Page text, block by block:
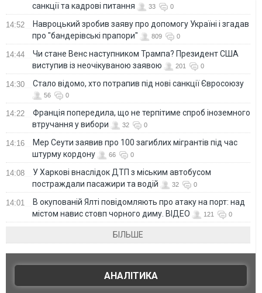
санкції та кадрові питання 33 0
14:52
Навроцький зробив заяву про допомогу Україні і згадав
про "бандерівські прапори"
809 0
14:44
Чи стане Венс наступником Трампа? Президент США
виступив із неочікуваною заявою
201 0
14:30 Стало відомо, хто потрапив під нові санкції Євросоюзу
56 0
14:22
Франція попередила, що не терпітиме спроб іноземного
втручання у вибори
32 0
14:16
Мер Сеути заявив про 100 загиблих мігрантів під час
штурму кордону
66 0
14:08
У Харкові внаслідок ДТП з міським автобусом
постраждали пасажири та водій
32 0
14:01
В окупованій Ялті повідомляють про атаку на порт: над
містом навис стовп чорного диму. ВІДЕО
121 0
БІЛЬШЕ
АНАЛІТИКА